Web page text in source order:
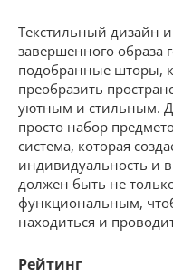
Текстильный дизайн
завершенного образа
подобранные шторы,
преобразить
уютным и стильным.
просто набор
система, которая
индивидуальность и
должен быть не
функциональным,
находиться и
Рейтинг